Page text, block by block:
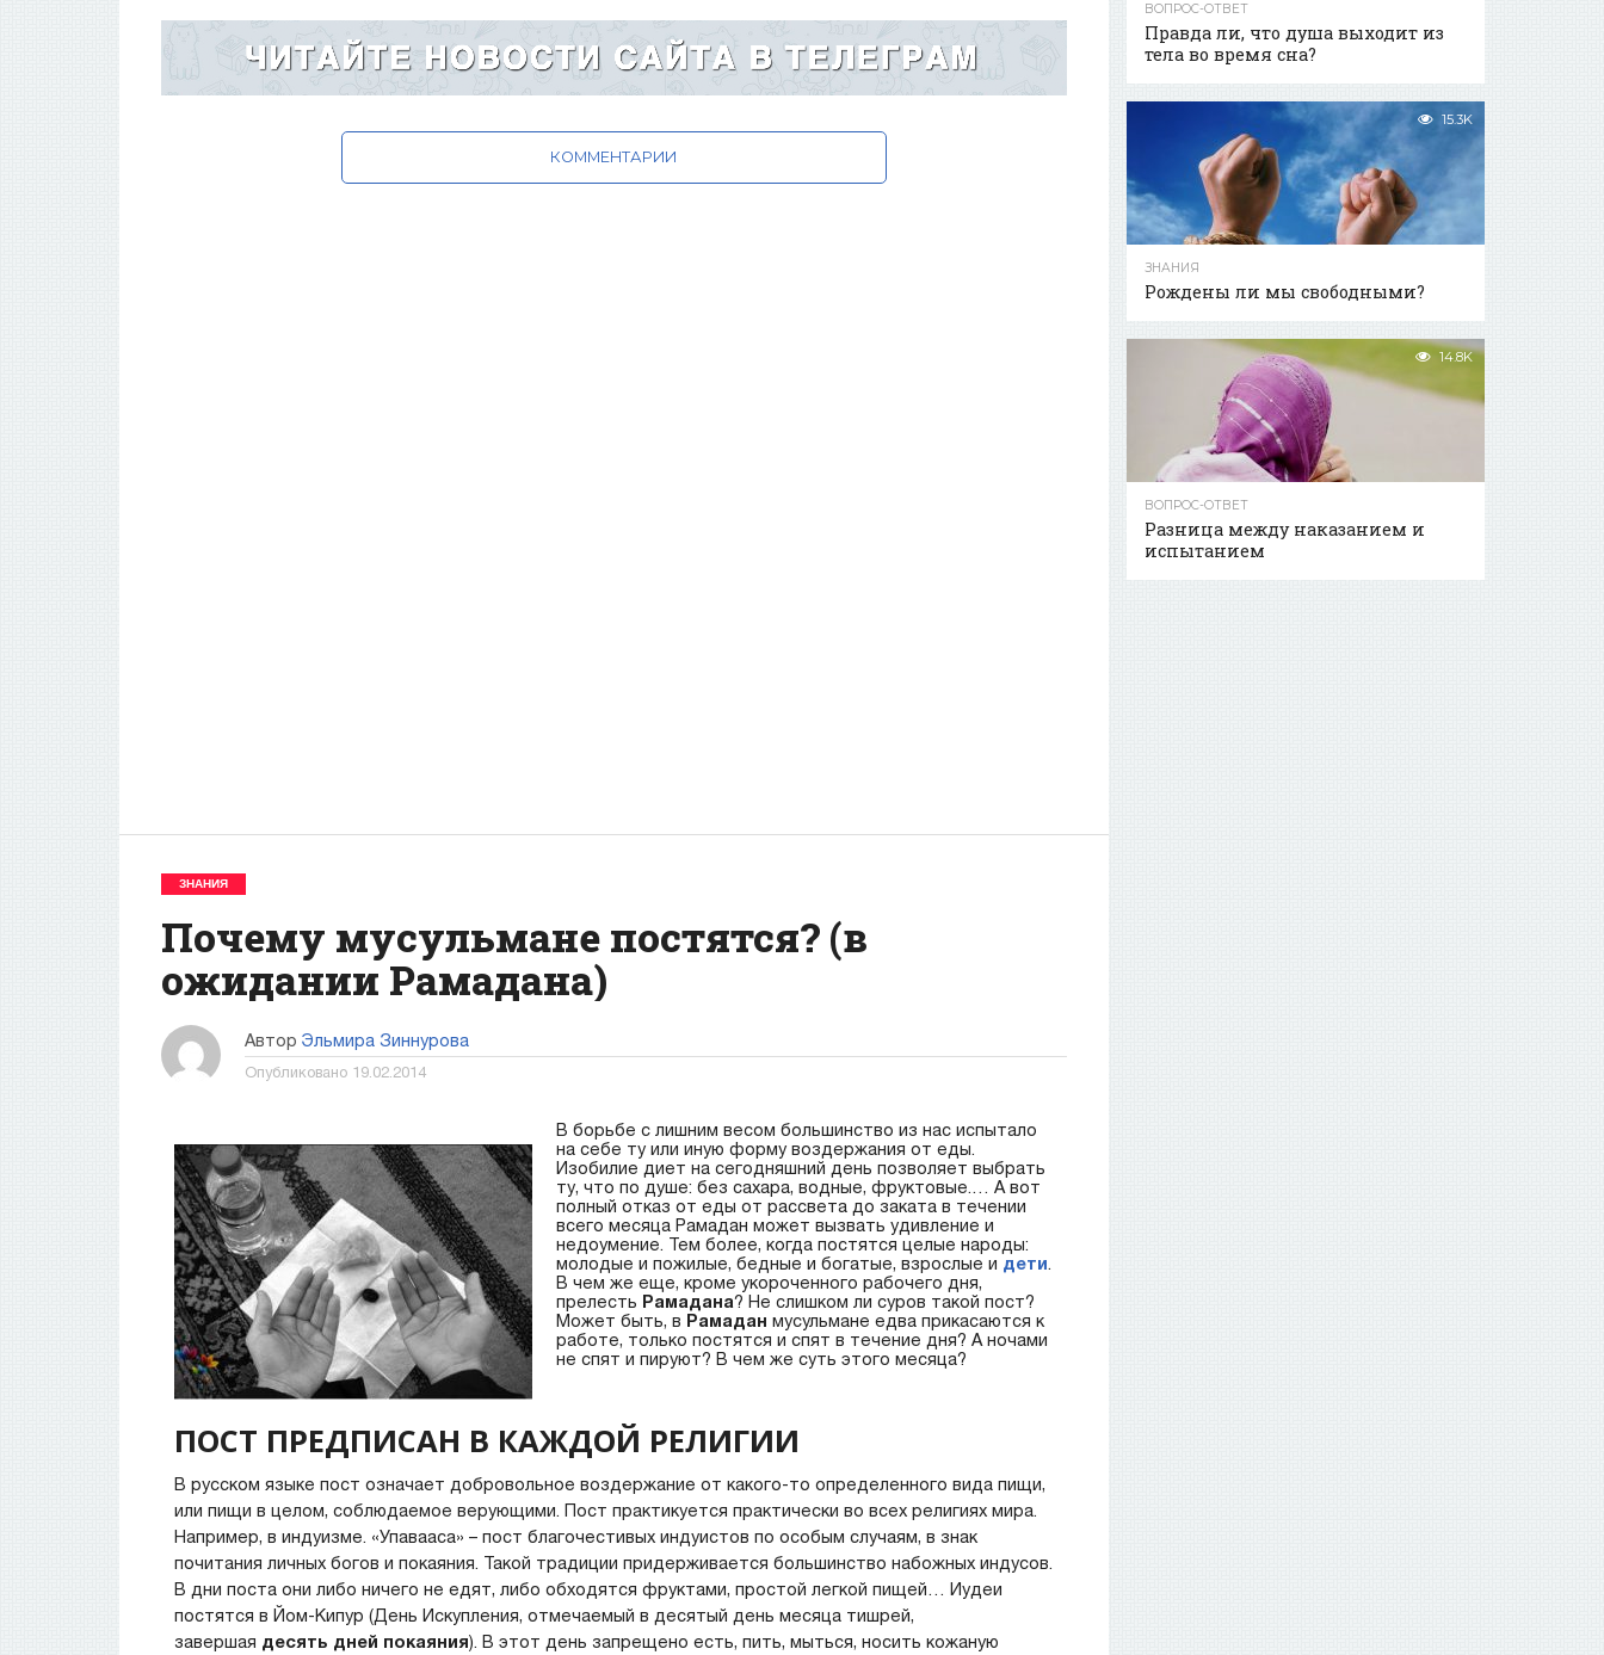
КОММЕНТАРИИ
ЗНАНИЯ
Почему мусульмане постятся? (в
ожидании Рамадана)
Автор Эльмира Зиннурова
Опубликовано 19.02.2014
В борьбе с лишним весом большинство из нас испытало
на себе ту или иную форму воздержания от еды.
Изобилие диет на сегодняшний день позволяет выбрать
ту, что по душе: без сахара, водные, фруктовые.… А вот
полный отказ от еды от рассвета до заката в течении
всего месяца Рамадан может вызвать удивление и
недоумение. Тем более, когда постятся целые народы:
молодые и пожилые, бедные и богатые, взрослые и дети.
В чем же еще, кроме укороченного рабочего дня,
прелесть Рамадана? Не слишком ли суров такой пост?
Может быть, в Рамадан мусульмане едва прикасаются к
работе, только постятся и спят в течение дня? А ночами
не спят и пируют? В чем же суть этого месяца?
ПОСТ ПРЕДПИСАН В КАЖДОЙ РЕЛИГИИ
В русском языке пост означает добровольное воздержание от какого-то определенного вида пищи,
или пищи в целом, соблюдаемое верующими. Пост практикуется практически во всех религиях мира.
Например, в индуизме. «Упавааса» – пост благочестивых индуистов по особым случаям, в знак
почитания личных богов и покаяния. Такой традиции придерживается большинство набожных индусов.
В дни поста они либо ничего не едят, либо обходятся фруктами, простой легкой пищей… Иудеи
постятся в Йом-Кипур (День Искупления, отмечаемый в десятый день месяца тишрей,
завершая десять дней покаяния). В этот день запрещено есть, пить, мыться, носить кожаную
ВОПРОС-ОТВЕТ
Правда ли, что душа выходит из
тела во время сна?
15.3K
ЗНАНИЯ
Рождены ли мы свободными?
14.8K
ВОПРОС-ОТВЕТ
Разница между наказанием и
испытанием